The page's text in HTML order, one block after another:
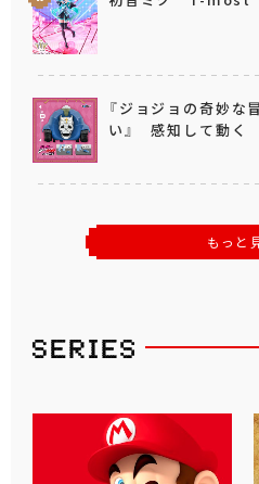
『ジョジョの奇妙な
い』 感知して動く
もっと